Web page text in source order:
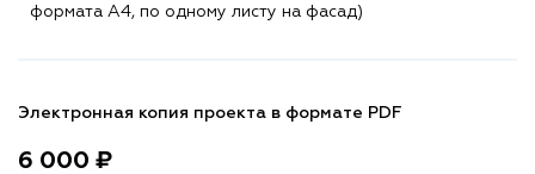
формата A4, по одному листу на фасад)
Электронная копия проекта в формате PDF
6 000 ₽